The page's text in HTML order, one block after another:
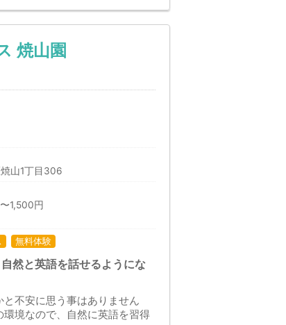
焼山園
山1丁目306
1,500円
無料体験
然と英語を話せるようにな
不安に思う事はありません
境なので、自然に英語を習得